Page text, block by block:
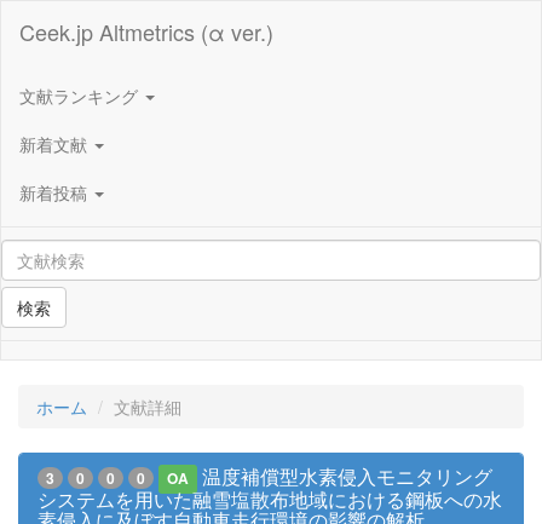
Ceek.jp Altmetrics (α ver.)
文献ランキング
新着文献
新着投稿
検索
ホーム 文献詳細
3 0 0 0 OA
温度補償型水素侵入モニタリング
システムを用いた融雪塩散布地域における鋼板への水